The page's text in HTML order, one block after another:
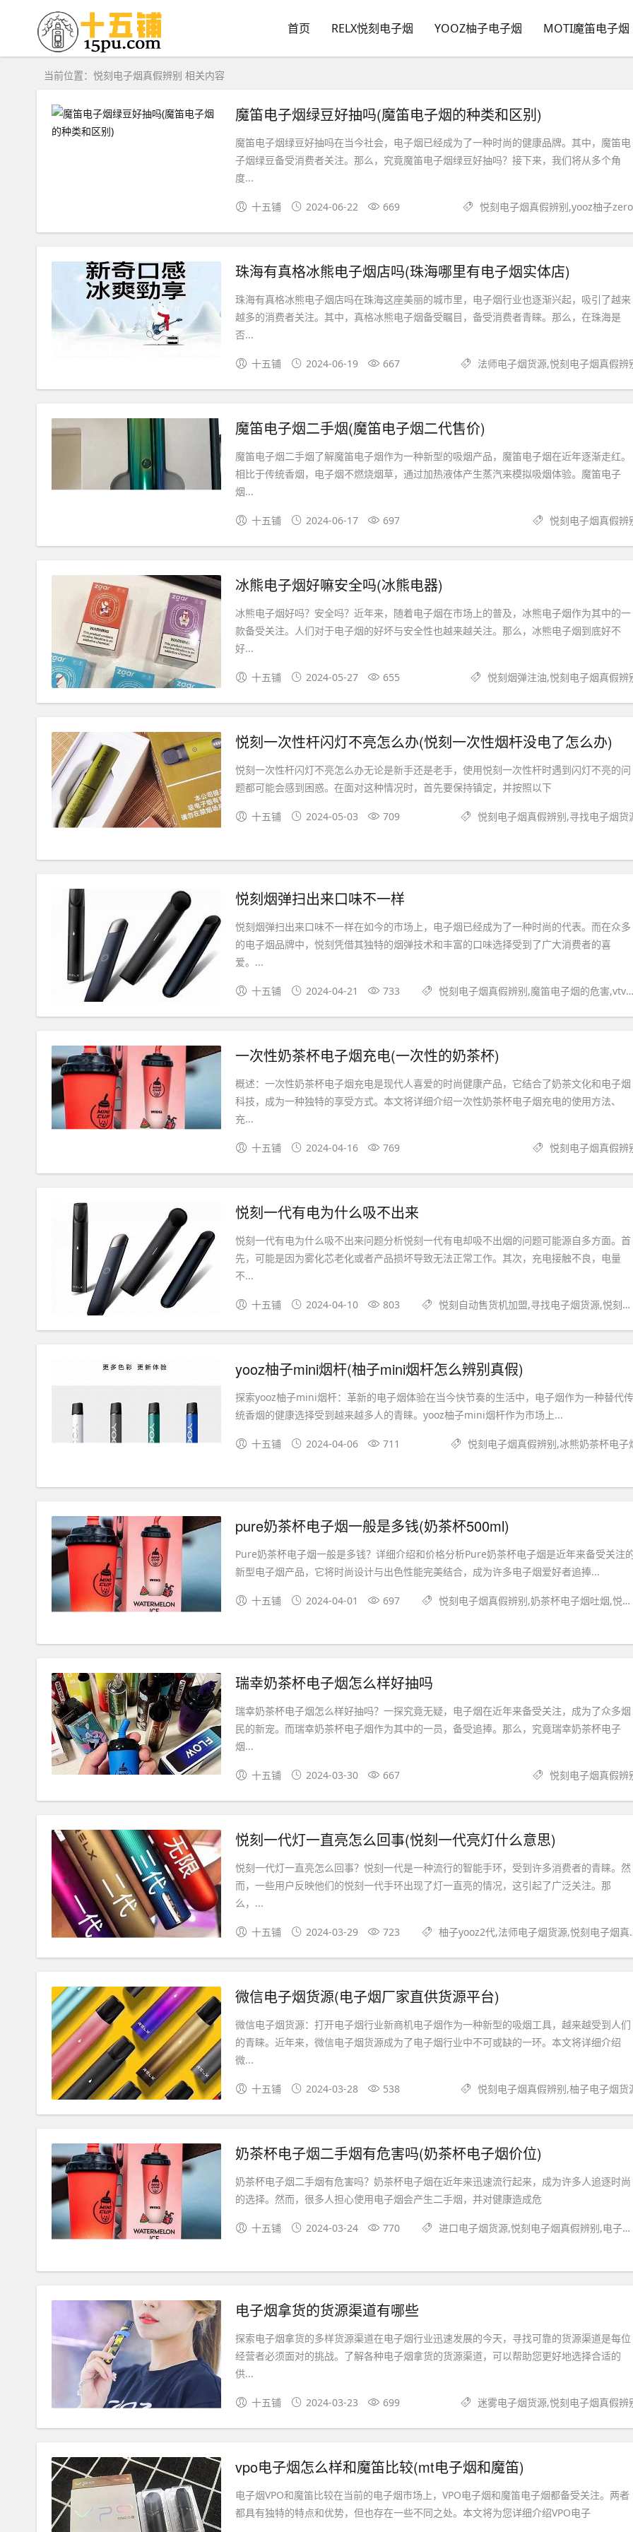
首页 RELX悦刻电子烟 YOOZ柚子电子烟 MOTI魔笛电子烟
当前位置：悦刻电子烟真假辨别 相关内容
魔笛电子烟绿豆好抽吗(魔笛电子烟的种类和区别)
魔笛电子烟绿豆好抽吗在当今社会，电子烟已经成为了一种时尚的健康品牌。其中，魔笛电
子烟绿豆备受消费者关注。那么，究竟魔笛电子烟绿豆好抽吗？接下来，我们将从多个角
度...
十五铺 2024-06-22 669 悦刻电子烟真假辨别,yooz柚子
珠海有真格冰熊电子烟店吗(珠海哪里有电子烟实体店)
珠海有真格冰熊电子烟店吗在珠海这座美丽的城市里，电子烟行业也逐渐兴起，吸引了越来
越多的消费者关注。其中，真格冰熊电子烟备受瞩目，备受消费者青睐。那么，在珠海是
否...
十五铺 2024-06-19 667 法师电子烟货源,悦刻电子烟真假辨
魔笛电子烟二手烟(魔笛电子烟二代售价)
魔笛电子烟二手烟了解魔笛电子烟作为一种新型的吸烟产品，魔笛电子烟在近年逐渐走红。
相比于传统香烟，电子烟不燃烧烟草，通过加热液体产生蒸汽来模拟吸烟体验。魔笛电子
烟...
十五铺 2024-06-17 697 悦刻电子烟真假辨
冰熊电子烟好嘛安全吗(冰熊电器)
冰熊电子烟好吗？安全吗？近年来，随着电子烟在市场上的普及，冰熊电子烟作为其中的一
款备受关注。人们对于电子烟的好坏与安全性也越来越关注。那么，冰熊电子烟到底好不
好...
十五铺 2024-05-27 655 悦刻烟弹注油,悦刻电子烟真假辨
悦刻一次性杆闪灯不亮怎么办(悦刻一次性烟杆没电了怎么办)
悦刻一次性杆闪灯不亮怎么办无论是新手还是老手，使用悦刻一次性杆时遇到闪灯不亮的问
题都可能会感到困惑。在面对这种情况时，首先要保持镇定，并按照以下
十五铺 2024-05-03 709 悦刻电子烟真假辨别,寻找电子烟货
悦刻烟弹扫出来口味不一样
悦刻烟弹扫出来口味不一样在如今的市场上，电子烟已经成为了一种时尚的代表。而在众多
的电子烟品牌中，悦刻凭借其独特的烟弹技术和丰富的口味选择受到了广大消费者的喜
爱。...
十五铺 2024-04-21 733 悦刻电子烟真假辨别,魔笛电子烟的危害,vtv电子烟货源
一次性奶茶杯电子烟充电(一次性的奶茶杯)
概述：一次性奶茶杯电子烟充电是现代人喜爱的时尚健康产品，它结合了奶茶文化和电子烟
科技，成为一种独特的享受方式。本文将详细介绍一次性奶茶杯电子烟充电的使用方法、
充...
十五铺 2024-04-16 769 悦刻电子烟真假辨
悦刻一代有电为什么吸不出来
悦刻一代有电为什么吸不出来问题分析悦刻一代有电却吸不出烟的问题可能源自多方面。首
先，可能是因为雾化芯老化或者产品损坏导致无法正常工作。其次，充电接触不良，电量
不...
十五铺 2024-04-10 803 悦刻自动售货机加盟,寻找电子烟货源,悦刻电子烟真假辨别
yooz柚子mini烟杆(柚子mini烟杆怎么辨别真假)
探索yooz柚子mini烟杆：革新的电子烟体验在当今快节奏的生活中，电子烟作为一种替代传
统香烟的健康选择受到越来越多人的青睐。yooz柚子mini烟杆作为市场上...
十五铺 2024-04-06 711 悦刻电子烟真假辨别,冰熊奶茶杯电子
pure奶茶杯电子烟一般是多钱(奶茶杯500ml)
Pure奶茶杯电子烟一般是多钱？详细介绍和价格分析Pure奶茶杯电子烟是近年来备受关注
新型电子烟产品，它将时尚设计与出色性能完美结合，成为许多电子烟爱好者追捧...
十五铺 2024-04-01 697 悦刻电子烟真假辨别,奶茶杯电子烟吐烟,悦刻网上商城
瑞幸奶茶杯电子烟怎么样好抽吗
瑞幸奶茶杯电子烟怎么样好抽吗？一探究竟无疑，电子烟在近年来备受关注，成为了众多烟
民的新宠。而瑞幸奶茶杯电子烟作为其中的一员，备受追捧。那么，究竟瑞幸奶茶杯电子
烟...
十五铺 2024-03-30 667 悦刻电子烟真假辨
悦刻一代灯一直亮怎么回事(悦刻一代亮灯什么意思)
悦刻一代灯一直亮怎么回事？悦刻一代是一种流行的智能手环，受到许多消费者的青睐。然
而，一些用户反映他们的悦刻一代手环出现了灯一直亮的情况，这引起了广泛关注。那
么，...
十五铺 2024-03-29 723 柚子yooz2代,法师电子烟货源,悦刻电子烟真假辨别
微信电子烟货源(电子烟厂家直供货源平台)
微信电子烟货源：打开电子烟行业新商机电子烟作为一种新型的吸烟工具，越来越受到人们
的青睐。近年来，微信电子烟货源成为了电子烟行业中不可或缺的一环。本文将详细介绍
微...
十五铺 2024-03-28 538 悦刻电子烟真假辨别,柚子电子烟货
奶茶杯电子烟二手烟有危害吗(奶茶杯电子烟价位)
奶茶杯电子烟二手烟有危害吗？奶茶杯电子烟在近年来迅速流行起来，成为许多人追逐时尚
的选择。然而，很多人担心使用电子烟会产生二手烟，并对健康造成危
十五铺 2024-03-24 770 进口电子烟货源,悦刻电子烟真假辨别,电子烟外贸货源
电子烟拿货的货源渠道有哪些
探索电子烟拿货的多样货源渠道在电子烟行业迅速发展的今天，寻找可靠的货源渠道是每位
经营者必须面对的挑战。了解各种电子烟拿货的货源渠道，可以帮助您更好地选择合适的
供...
十五铺 2024-03-23 699 迷雾电子烟货源,悦刻电子烟真假辨
vpo电子烟怎么样和魔笛比较(mt电子烟和魔笛)
电子烟VPO和魔笛比较在当前的电子烟市场上，VPO电子烟和魔笛电子烟都备受关注。两者
都具有独特的特点和优势，但也存在一些不同之处。本文将为您详细介绍VPO电子